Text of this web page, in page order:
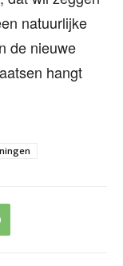
natuurlijke
de nieuwe
hangt